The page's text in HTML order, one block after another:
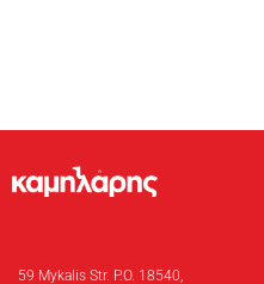
59 Mykalis Str. P.O. 18540,